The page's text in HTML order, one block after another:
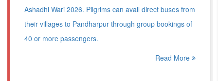
Ashadhi Wari 2026. Pilgrims can avail direct buses from
their villages to Pandharpur through group bookings of
40 or more passengers.
Read More